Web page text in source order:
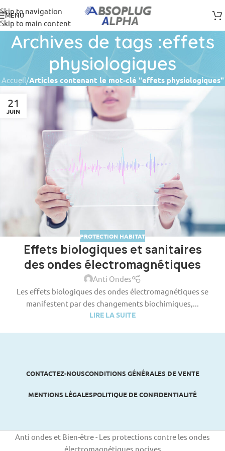
Skip to navigation
Skip to main content
MENU
Archives de tags :effets
physiologiques
Accueil/Articles contenant le mot-clé "effets physiologiques"
21
JUIN
PROTECTION HABITAT
Effets biologiques et sanitaires
des ondes électromagnétiques
Anti Ondes
Les effets biologiques des ondes électromagnétiques se
manifestent par des changements biochimiques,...
LIRE LA SUITE
CONTACTEZ-NOUSCONDITIONS GÉNÉRALES DE VENTE
MENTIONS LÉGALESPOLITIQUE DE CONFIDENTIALITÉ
Anti ondes et Bien-être - Les protections contre les ondes
électromagnétiques nocives